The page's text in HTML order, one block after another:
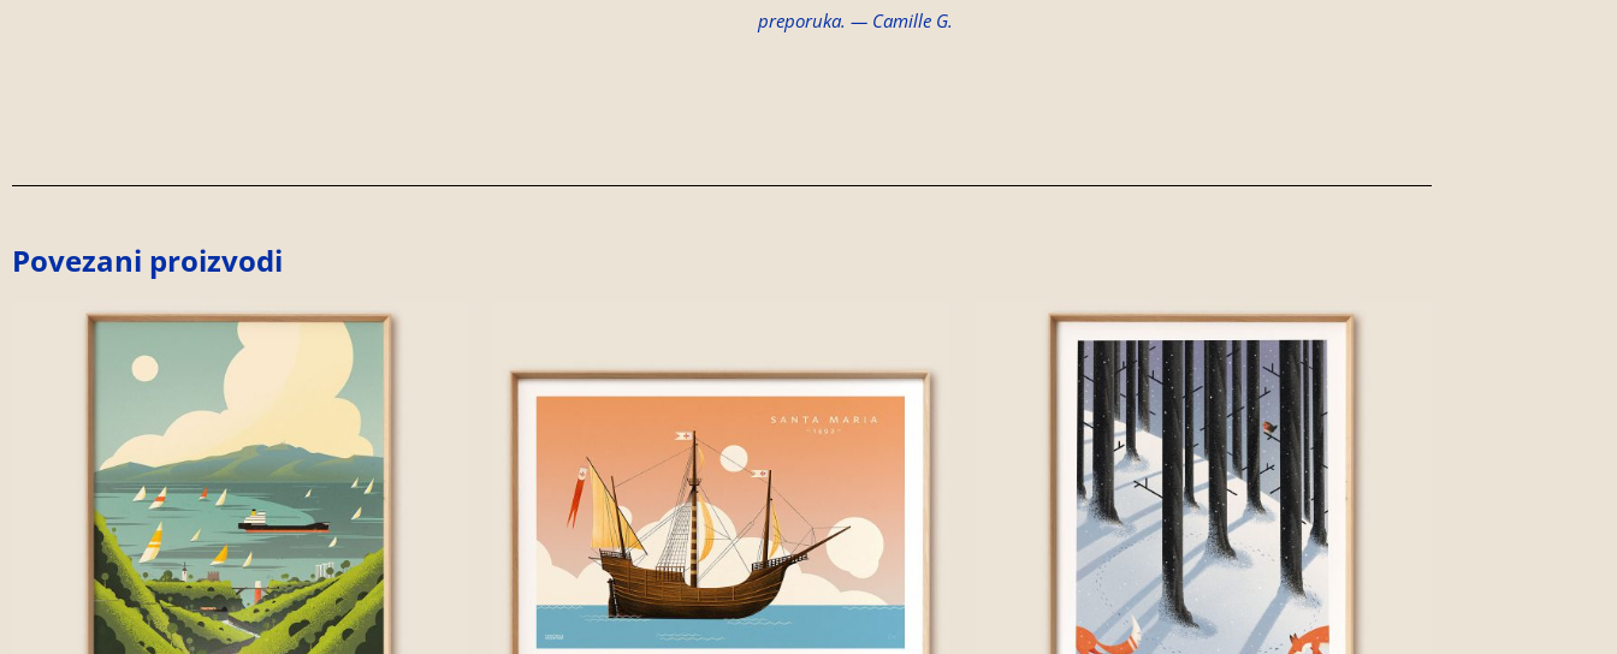
preporuka. — Camille G.
Povezani proizvodi